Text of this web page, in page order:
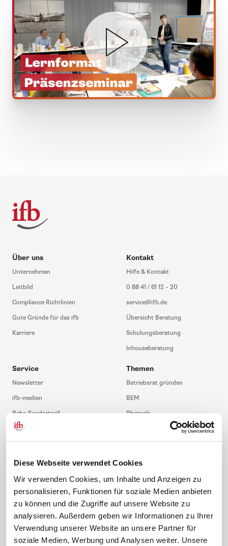
Diese Webseite verwendet Cookies
Wir verwenden Cookies, um Inhalte und Anzeigen zu
personalisieren, Funktionen für soziale Medien anbieten
zu können und die Zugriffe auf unsere Website zu
analysieren. Außerdem geben wir Informationen zu Ihrer
Verwendung unserer Website an unsere Partner für
soziale Medien, Werbung und Analysen weiter. Unsere
Über uns
Unternehmen
Leitbild
Compliance Richtlinien
Gute Gründe für das ifb
Karriere
Kontakt
Hilfe & Kontakt
0 88 41 / 61 12 – 20
service@ifb.de
Übersicht Beratung
Schulungsberatung
Inhouseberatung
Service
Newsletter
ifb-medien
Bahn Sondertarif
meinifb
Downloads & Formulare
FAQ
ifb-App Betriebsrat360
Themen
Betriebsrat gründen
BEM
Rhetorik
SBV-Wahl
JAV-Wahl
News. Wissen. Themen.
Lexikon
Rechtsprechung
Folgen Sie uns
Sicherheit durch geprüfte
Qualität!